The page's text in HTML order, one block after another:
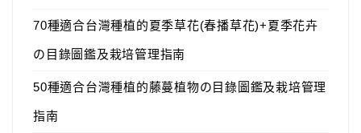
70種適合台灣種植的夏季草花(春播草花)+夏季花卉
の目錄圖鑑及栽培管理指南
50種適合台灣種植的藤蔓植物の目錄圖鑑及栽培管理
指南